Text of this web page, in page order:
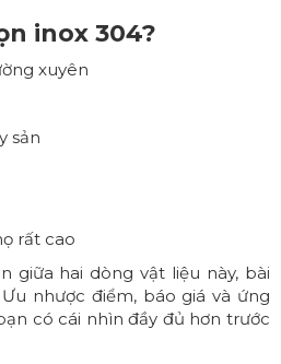
inox 304?
xuyên
sản
rất cao
giữa hai dòng vật liệu này, bài
nhược điểm, báo giá và ứng
có cái nhìn đầy đủ hơn trước